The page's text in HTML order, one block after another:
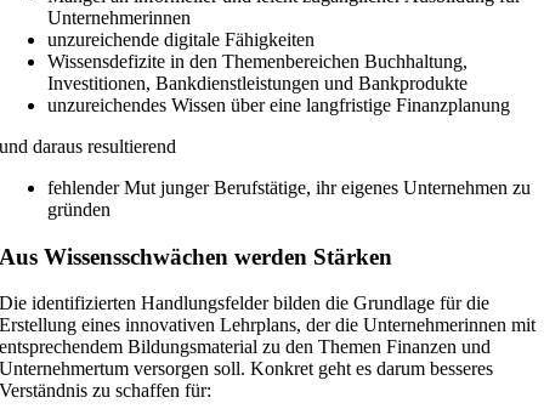
Unternehmerinnen
unzureichende digitale Fähigkeiten
Wissensdefizite in den Themenbereichen Buchhaltung,
Investitionen, Bankdienstleistungen und Bankprodukte
unzureichendes Wissen über eine langfristige Finanzplanung
und daraus resultierend
fehlender Mut junger Berufstätige, ihr eigenes Unternehmen zu
gründen
Aus Wissensschwächen werden Stärken
Die identifizierten Handlungsfelder bilden die Grundlage für die
Erstellung eines innovativen Lehrplans, der die Unternehmerinnen mit
entsprechendem Bildungsmaterial zu den Themen Finanzen und
Unternehmertum versorgen soll. Konkret geht es darum besseres
Verständnis zu schaffen für: